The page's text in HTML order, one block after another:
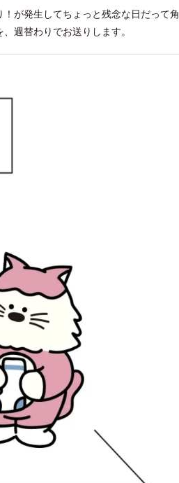
が発生してちょっと残念な日だって角
週替わりでお送りします。